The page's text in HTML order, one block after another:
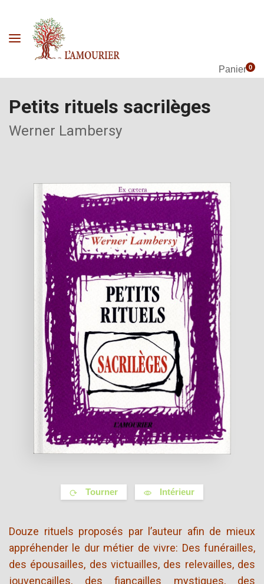
Panier0
Petits rituels sacrilèges
Werner Lambersy
Tourner Intérieur
Douze rituels proposés par l’auteur afin de mieux
appréhender le dur métier de vivre: Des funérailles,
des épousailles, des victuailles, des relevailles, des
jouvençailles, des fiançailles mystiques, des